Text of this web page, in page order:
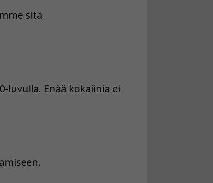
sitä
luvulla. Enää kokaiinia ei